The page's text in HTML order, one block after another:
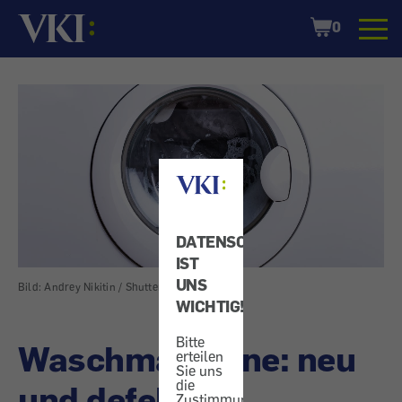
DATENSCHUTZ
IST
UNS
WICHTIG!
Bitte
erteilen
Sie uns
die
Startseite
Shopping
Cart
0
Bild: Andrey Nikitin / Shutterstock.com
Waschmaschine: neu